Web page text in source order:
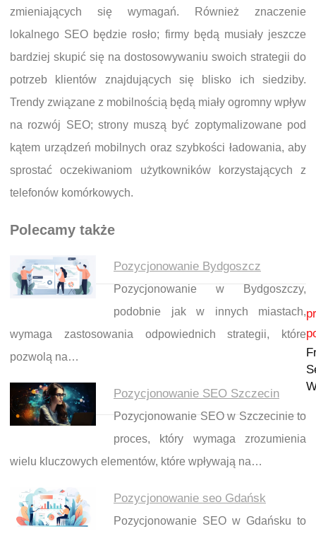
zmieniających się wymagań. Również znaczenie
lokalnego SEO będzie rosło; firmy będą musiały jeszcze
bardziej skupić się na dostosowywaniu swoich strategii do
potrzeb klientów znajdujących się blisko ich siedziby.
Trendy związane z mobilnością będą miały ogromny wpływ
na rozwój SEO; strony muszą być zoptymalizowane pod
kątem urządzeń mobilnych oraz szybkości ładowania, aby
sprostać oczekiwaniom użytkowników korzystających z
telefonów komórkowych.
Polecamy także
Pozycjonowanie Bydgoszcz
Pozycjonowanie w Bydgoszczy,
podobnie jak w innych miastach,
wymaga zastosowania odpowiednich strategii, które
pozwolą na…
Pozycjonowanie SEO Szczecin
Pozycjonowanie SEO w Szczecinie to
proces, który wymaga zrozumienia
wielu kluczowych elementów, które wpływają na…
Pozycjonowanie seo Gdańsk
Pozycjonowanie SEO w Gdańsku to
Nawigacja wpisu